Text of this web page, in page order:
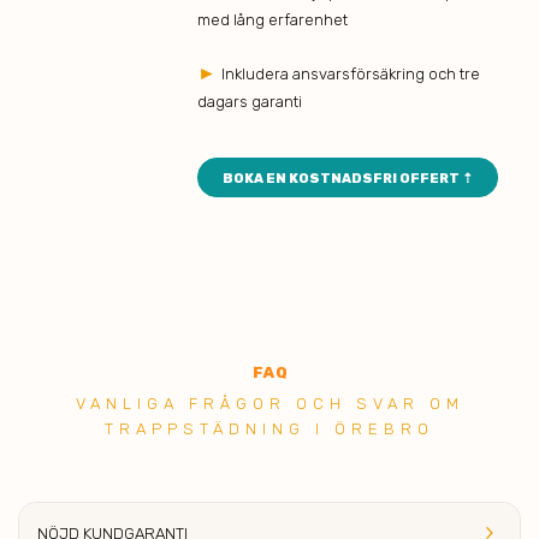
med lång erfarenhet
► Inkludera ansvarsförsäkring och tre
dagars garanti
BOKA EN KOSTNADSFRI OFFERT ⇡
FAQ
VANLIGA FRÅGOR OCH SVAR OM
TRAPPSTÄDNING I ÖREBRO
keyboard_arrow_right
NÖJD KUNDGARANTI